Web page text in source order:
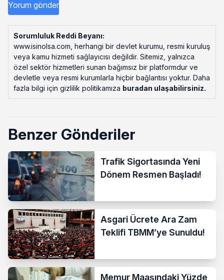
Sorumluluk Reddi Beyanı:
www.isinolsa.com, herhangi bir devlet kurumu, resmi kuruluş
veya kamu hizmeti sağlayıcısı değildir. Sitemiz, yalnızca
özel sektör hizmetleri sunan bağımsız bir platformdur ve
devletle veya resmi kurumlarla hiçbir bağlantısı yoktur. Daha
fazla bilgi için gizlilik politikamıza buradan ulaşabilirsiniz.
Benzer Gönderiler
Trafik Sigortasında Yeni
Dönem Resmen Başladı!
Asgari Ücrete Ara Zam
Teklifi TBMM’ye Sunuldu!
Memur Maaşındaki Yüzde